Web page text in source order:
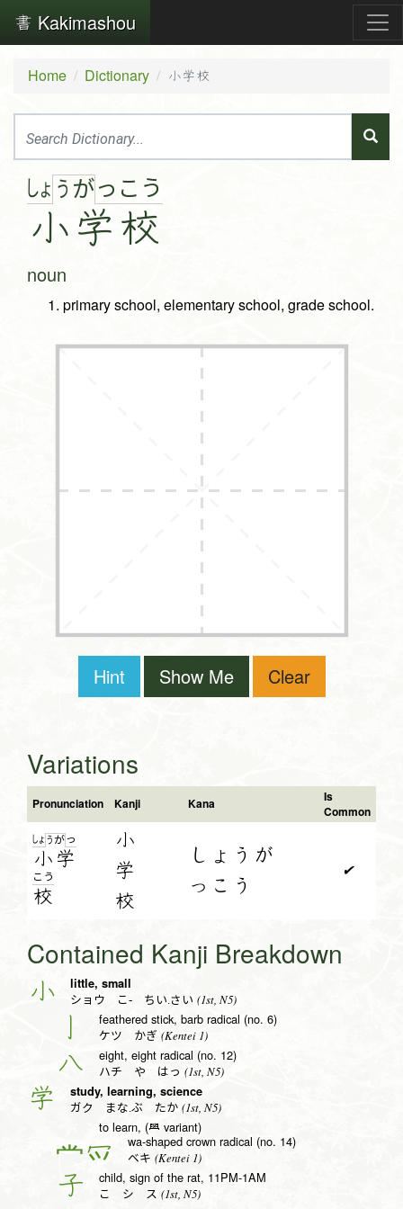
Kakimashou
Home Dictionary 小学校
しょ う
小
が っ
学
こ う
校
noun
primary school, elementary school, grade school.
Hint Show Me Clear
Variations
Pronunciation Kanji Kana
Is
Common
しょ う
小
がっ
学
こ う
校
小
学
校
しょうが
っこう
✔
Contained Kanji Breakdown
小 little, small
ショウ こ- ちい.さい (1st, N5)
亅 feathered stick, barb radical (no. 6)
ケツ かぎ (Kentei 1)
八 eight, eight radical (no. 12)
ハチ や はっ (1st, N5)
学 study, learning, science
ガク まな.ぶ たか (1st, N5)
to learn, (𦥯 variant)
冖 wa-shaped crown radical (no. 14)
ベキ (Kentei 1)
子 child, sign of the rat, 11PM-1AM
こ シ ス (1st, N5)